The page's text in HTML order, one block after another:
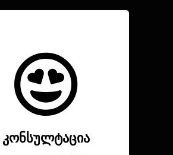
კონსულტაცია